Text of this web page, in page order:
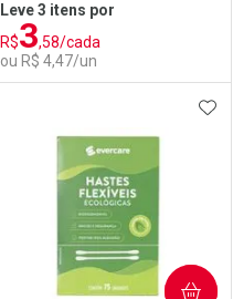
Comprar sem Desconto
Por R$ 3,19/cada
Comprar sem Desconto
Por R$ 3,19/cada
Leve 3 itens por
R$3,58/cada
ou R$ 4,47/un
Laboratório
Por Menos
COMPRAR